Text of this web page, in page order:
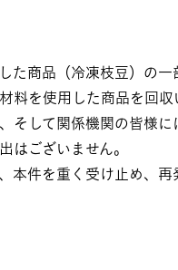
た商品（冷凍枝豆）の
料を使用した商品を回収
そして関係機関の皆様
はございません。
件を重く受け止め、再